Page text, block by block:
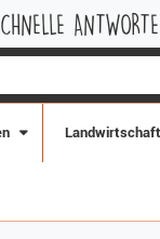
AUF ALLE
Landwirtschaft